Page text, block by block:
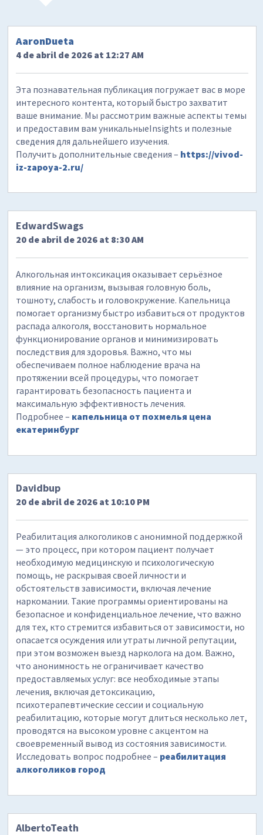
AaronDueta
4 de abril de 2026 at 12:27 AM
Эта познавательная публикация погружает вас в море
интересного контента, который быстро захватит
ваше внимание. Мы рассмотрим важные аспекты темы
и предоставим вам уникальныеInsights и полезные
сведения для дальнейшего изучения.
Получить дополнительные сведения – https://vivod-
iz-zapoya-2.ru/
EdwardSwags
20 de abril de 2026 at 8:30 AM
Алкогольная интоксикация оказывает серьёзное
влияние на организм, вызывая головную боль,
тошноту, слабость и головокружение. Капельница
помогает организму быстро избавиться от продуктов
распада алкоголя, восстановить нормальное
функционирование органов и минимизировать
последствия для здоровья. Важно, что мы
обеспечиваем полное наблюдение врача на
протяжении всей процедуры, что помогает
гарантировать безопасность пациента и
максимальную эффективность лечения.
Подробнее – капельница от похмелья цена
екатеринбург
Davidbup
20 de abril de 2026 at 10:10 PM
Реабилитация алкоголиков с анонимной поддержкой
— это процесс, при котором пациент получает
необходимую медицинскую и психологическую
помощь, не раскрывая своей личности и
обстоятельств зависимости, включая лечение
наркомании. Такие программы ориентированы на
безопасное и конфиденциальное лечение, что важно
для тех, кто стремится избавиться от зависимости, но
опасается осуждения или утраты личной репутации,
при этом возможен выезд нарколога на дом. Важно,
что анонимность не ограничивает качество
предоставляемых услуг: все необходимые этапы
лечения, включая детоксикацию,
психотерапевтические сессии и социальную
реабилитацию, которые могут длиться несколько лет,
проводятся на высоком уровне с акцентом на
своевременный вывод из состояния зависимости.
Исследовать вопрос подробнее – реабилитация
алкоголиков город
AlbertoTeath